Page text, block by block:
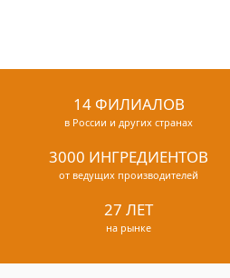
14 ФИЛИАЛОВ
в России и других странах
3000 ИНГРЕДИЕНТОВ
от ведущих производителей
27 ЛЕТ
на рынке